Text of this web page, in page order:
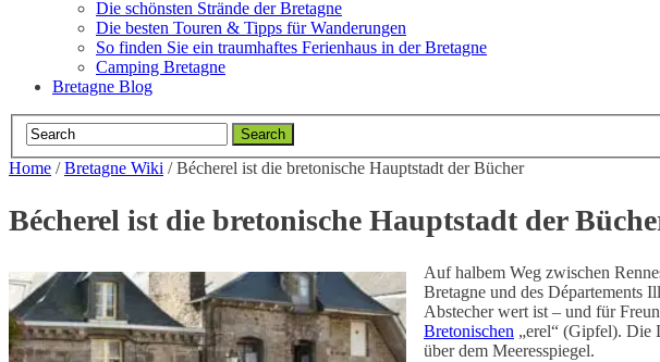
Die schönsten Strände der Bretagne
Die besten Touren & Tipps für Wanderungen
So finden Sie ein traumhaftes Ferienhaus in der Bretagne
Camping Bretagne
Bretagne Blog
Home /Bretagne Wiki /Bécherel ist die bretonische Hauptstadt der Bücher
Bécherel ist die bretonische Hauptstadt der
Auf halbem Weg zwischen
Bretagne und des Départements
Abstecher wert ist – und für
Bretonischen „erel“ (Gipfel). Die
über dem Meeresspiegel.